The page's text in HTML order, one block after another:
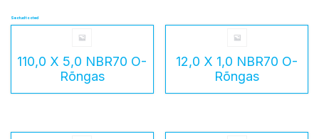
Seotud tooted
110,0 X 5,0 NBR70 O-
Rõngas
12,0 X 1,0 NBR70 O-
Rõngas